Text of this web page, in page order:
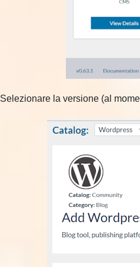
Selezionare la versione (al